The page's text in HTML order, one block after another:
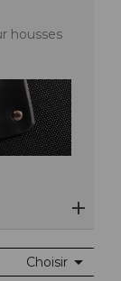
housses
Choisir 